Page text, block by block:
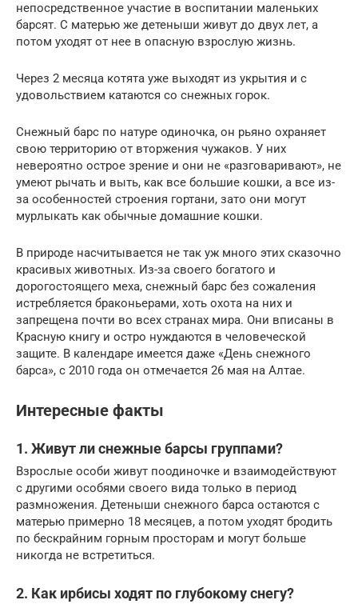
непосредственное участие в воспитании маленьких
барсят. С матерью же детеныши живут до двух лет, а
потом уходят от нее в опасную взрослую жизнь.
Через 2 месяца котята уже выходят из укрытия и с
удовольствием катаются со снежных горок.
Снежный барс по натуре одиночка, он рьяно охраняет
свою территорию от вторжения чужаков. У них
невероятно острое зрение и они не «разговаривают», не
умеют рычать и выть, как все большие кошки, а все из-
за особенностей строения гортани, зато они могут
мурлыкать как обычные домашние кошки.
В природе насчитывается не так уж много этих сказочно
красивых животных. Из-за своего богатого и
дорогостоящего меха, снежный барс без сожаления
истребляется браконьерами, хоть охота на них и
запрещена почти во всех странах мира. Они вписаны в
Красную книгу и остро нуждаются в человеческой
защите. В календаре имеется даже «День снежного
барса», с 2010 года он отмечается 26 мая на Алтае.
Интересные факты
1. Живут ли снежные барсы группами?
Взрослые особи живут поодиночке и взаимодействуют
с другими особями своего вида только в период
размножения. Детеныши снежного барса остаются с
матерью примерно 18 месяцев, а потом уходят бродить
по бескрайним горным просторам и могут больше
никогда не встретиться.
2. Как ирбисы ходят по глубокому снегу?